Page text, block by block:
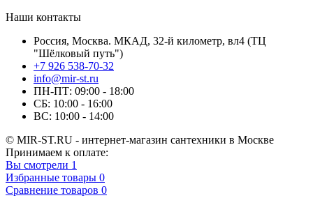
Наши контакты
Россия, Москва. МКАД, 32-й километр, вл4 (ТЦ
"Шёлковый путь")
+7 926 538-70-32
info@mir-st.ru
ПН-ПТ: 09:00 - 18:00
СБ: 10:00 - 16:00
ВС: 10:00 - 14:00
© MIR-ST.RU - интернет-магазин сантехники в Москве
Принимаем к оплате:
Вы смотрели 1
Избранные товары 0
Сравнение товаров 0